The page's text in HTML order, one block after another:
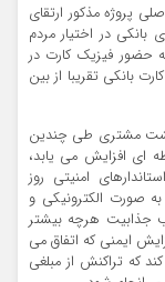
پروژه مذکور ارتقای
در اختیار مردم
حضور فیزیک کارت در
بانکی تقریبا از بین
مشتری طی چندین
ای افزایش می یابد،
امنیتی روز
صورت الکترونیکی و
جذابیت هرچه بیشتر
ایمنی که اتفاق می
که تراکنش از مبلغی